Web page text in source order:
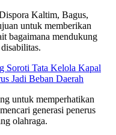
Kaltim, Bagus,
untuk memberikan
bagaimana mendukung
Soroti Tata Kelola Kapal
Jadi Beban Daerah
untuk memperhatikan
generasi penerus
olahraga.